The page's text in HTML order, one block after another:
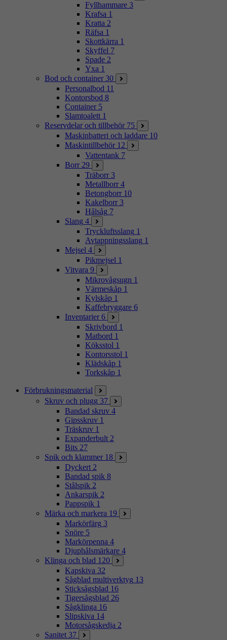
Fyllhammare 3
Krafsa 1
Kratta 2
Räfsa 1
Skottkärra 1
Skyffel 7
Spade 2
Yxa 1
Bod och container 30
Personalbod 11
Kontorsbod 8
Container 5
Slamtoalett 1
Reservdelar och tillbehör 75
Maskinbatteri och laddare 10
Maskintillbehör 12
Vattentank 7
Borr 29
Träborr 3
Metallborr 4
Betongborr 10
Kakelborr 3
Hålsåg 7
Slang 4
Tryckluftsslang 1
Avtappningsslang 1
Mejsel 4
Pikmejsel 1
Vitvara 9
Mikrovågsugn 1
Värmeskåp 1
Kylskåp 1
Kaffebryggare 6
Inventarier 6
Skrivbord 1
Matbord 1
Köksstol 1
Kontorsstol 1
Klädskåp 1
Torkskåp 1
Förbrukningsmaterial
Skruv och plugg 37
Bandad skruv 4
Gipsskruv 1
Träskruv 1
Expanderbult 2
Bits 27
Spik och klammer 18
Dyckert 2
Bandad spik 8
Stålspik 2
Ankarspik 2
Pappspik 1
Märka och markera 19
Markörfärg 3
Snöre 5
Markörpenna 4
Djuphålsmärkare 4
Klinga och blad 120
Kapskiva 32
Sågblad multiverktyg 13
Sticksågsblad 16
Tigersågsblad 26
Sågklinga 16
Slipskiva 14
Motorsågskedja 2
Sanitet 37